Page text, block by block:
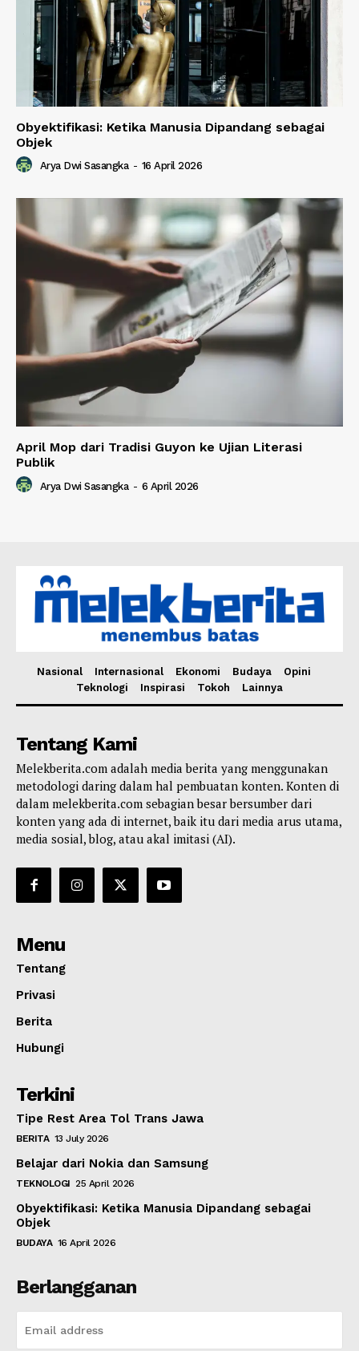
Obyektifikasi: Ketika Manusia Dipandang sebagai
Objek
Arya Dwi Sasangka - 16 April 2026
April Mop dari Tradisi Guyon ke Ujian Literasi
Publik
Arya Dwi Sasangka - 6 April 2026
Nasional Internasional Ekonomi Budaya
Opini
Teknologi
Inspirasi Tokoh Lainnya
Tentang Kami
Melekberita.com adalah media berita yang menggunakan
metodologi daring dalam hal pembuatan konten. Konten di
dalam melekberita.com sebagian besar bersumber dari
konten yang ada di internet, baik itu dari media arus utama,
media sosial, blog, atau akal imitasi (AI).
Menu
Tentang
Privasi
Berita
Hubungi
Terkini
Tipe Rest Area Tol Trans Jawa
BERITA 13 July 2026
Belajar dari Nokia dan Samsung
TEKNOLOGI 25 April 2026
Obyektifikasi: Ketika Manusia Dipandang sebagai
Objek
BUDAYA 16 April 2026
Berlangganan